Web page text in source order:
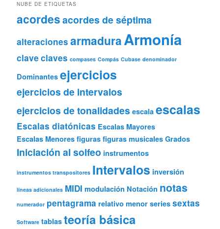
NUBE DE ETIQUETAS
acordesacordes de séptima
alteraciones armaduraArmonía
clave claves compases Compás Cubase denominador
Dominantes ejercicios
ejercicios de intervalos
ejercicios de tonalidades escala escalas
Escalas diatónicas Escalas Mayores
Escalas Menores figuras figuras musicales Grados
Iniciación al solfeo instrumentos
instrumentos transpositores Intervalos inversión
líneas adicionales MIDI modulación Notación notas
numerador pentagrama relativo menor series sextas
Software tablas teoría básica